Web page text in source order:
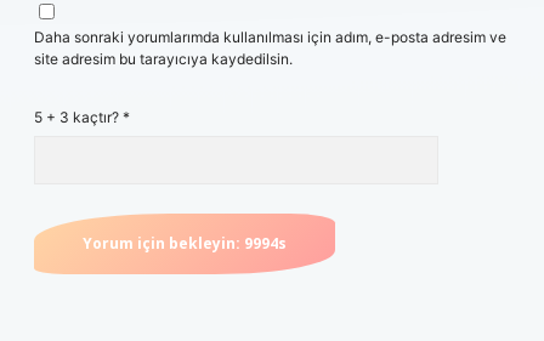
Daha sonraki yorumlarımda kullanılması için adım, e-posta adresim ve
site adresim bu tarayıcıya kaydedilsin.
5 + 3 kaçtır? *